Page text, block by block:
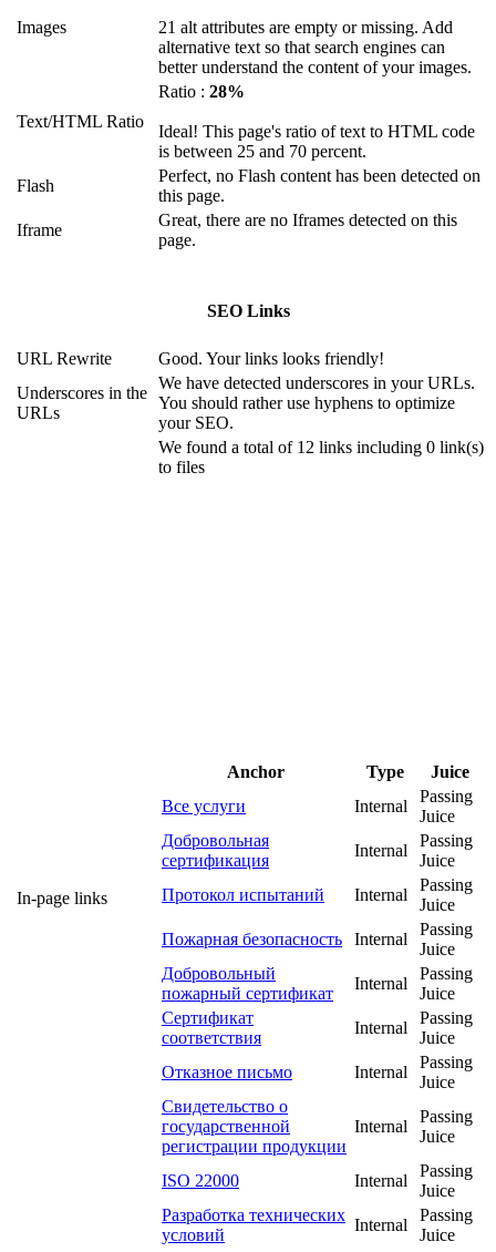
Images
21 alt attributes are empty or missing. Add
alternative text so that search engines can
better understand the content of your images.
Text/HTML Ratio
Ratio : 28%
Ideal! This page's ratio of text to HTML code
is between 25 and 70 percent.
Flash
Perfect, no Flash content has been detected on
this page.
Iframe
Great, there are no Iframes detected on this
page.
SEO Links
URL Rewrite
Good. Your links looks friendly!
Underscores in the
URLs
We have detected underscores in your URLs.
You should rather use hyphens to optimize
your SEO.
In-page links
We found a total of 12 links including 0 link(s)
to files
Anchor Type
Juice
Все услуги
Internal
Passing
Juice
Добровольная
сертификация
Internal
Passing
Juice
Протокол испытаний
Internal
Passing
Juice
Пожарная безопасность
Internal
Passing
Juice
Добровольный
пожарный сертификат
Internal
Passing
Juice
Сертификат
соответствия
Internal
Passing
Juice
Отказное письмо
Internal
Passing
Juice
Свидетельство о
государственной
регистрации продукции
Internal
Passing
Juice
ISO 22000 Internal
Passing
Juice
Разработка технических
условий
Internal
Passing
Juice